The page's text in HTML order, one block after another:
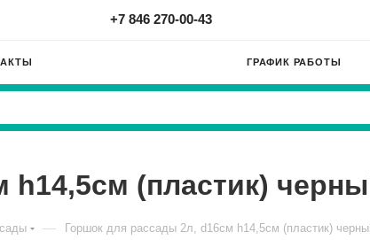
+7 846 270-00-43
ГРАФИК РАБОТЫ
(пластик)
— Горшок для рассады 2л, d16см h14,5см (пластик)